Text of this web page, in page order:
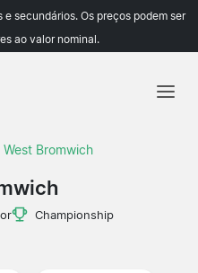
secundários. Os preços podem ser
ao valor nominal.
Bromwich
Championship